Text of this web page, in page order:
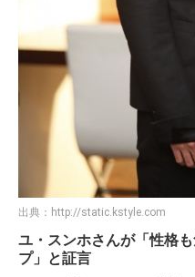
出典： http://static.kstyle.com
ユ・スンホさんが「性格
プ」と証言